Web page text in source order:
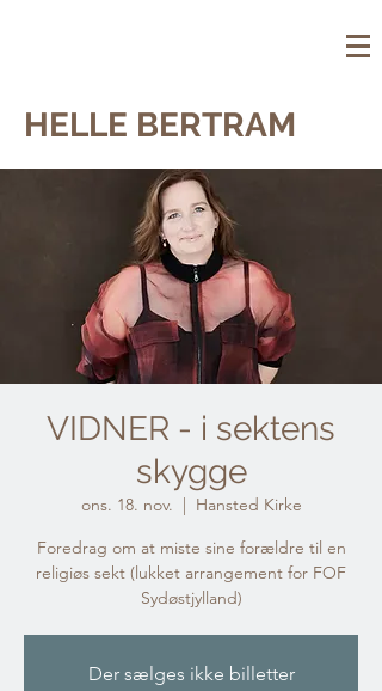
HELLE BERTRAM
VIDNER - i sektens
skygge
ons. 18. nov.
  |
Hansted Kirke
Foredrag om at miste sine forældre til en
religiøs sekt (lukket arrangement for FOF
Sydøstjylland)
Der sælges ikke billetter